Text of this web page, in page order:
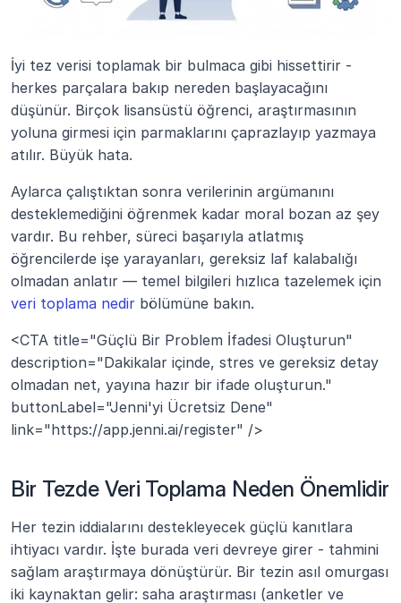
İyi tez verisi toplamak bir bulmaca gibi hissettirir -
herkes parçalara bakıp nereden başlayacağını
düşünür. Birçok lisansüstü öğrenci, araştırmasının
yoluna girmesi için parmaklarını çaprazlayıp yazmaya
atılır. Büyük hata.
Aylarca çalıştıktan sonra verilerinin argümanını
desteklemediğini öğrenmek kadar moral bozan az şey
vardır. Bu rehber, süreci başarıyla atlatmış
öğrencilerde işe yarayanları, gereksiz laf kalabalığı
veri toplama nedir bölümüne bakın.
<CTA title="Güçlü Bir Problem İfadesi Oluşturun"
description="Dakikalar içinde, stres ve gereksiz detay
olmadan net, yayına hazır bir ifade oluşturun."
buttonLabel="Jenni'yi Ücretsiz Dene"
link="https://app.jenni.ai/register" />
Bir Tezde Veri Toplama Neden Önemlidir
Her tezin iddialarını destekleyecek güçlü kanıtlara
ihtiyacı vardır. İşte burada veri devreye girer - tahmini
sağlam araştırmaya dönüştürür. Bir tezin asıl omurgası
iki kaynaktan gelir: saha araştırması (anketler ve